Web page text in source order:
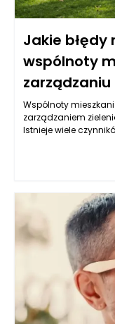
Jakie błędy
wspólnoty
zarządzaniu
Wspólnoty
zarządzaniem
Istnieje wiele
wpływają na
nieruchomościami
zielone nie tylko
komfort życia
decyzje ad hoc,
zieleń będzie się